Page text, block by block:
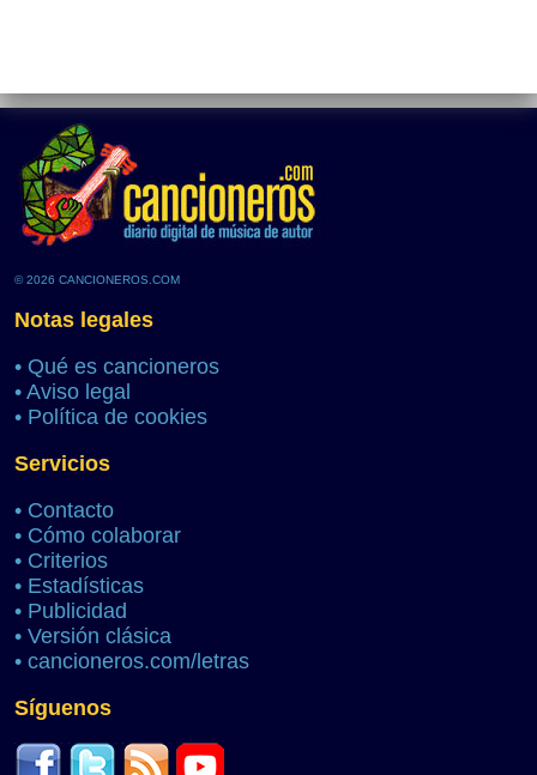
© 2026 CANCIONEROS.COM
Notas legales
• Qué es cancioneros
• Aviso legal
• Política de cookies
Servicios
• Contacto
• Cómo colaborar
• Criterios
• Estadísticas
• Publicidad
• Versión clásica
• cancioneros.com/letras
Síguenos